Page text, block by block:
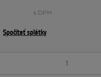
s DPH
Spočítať splátky